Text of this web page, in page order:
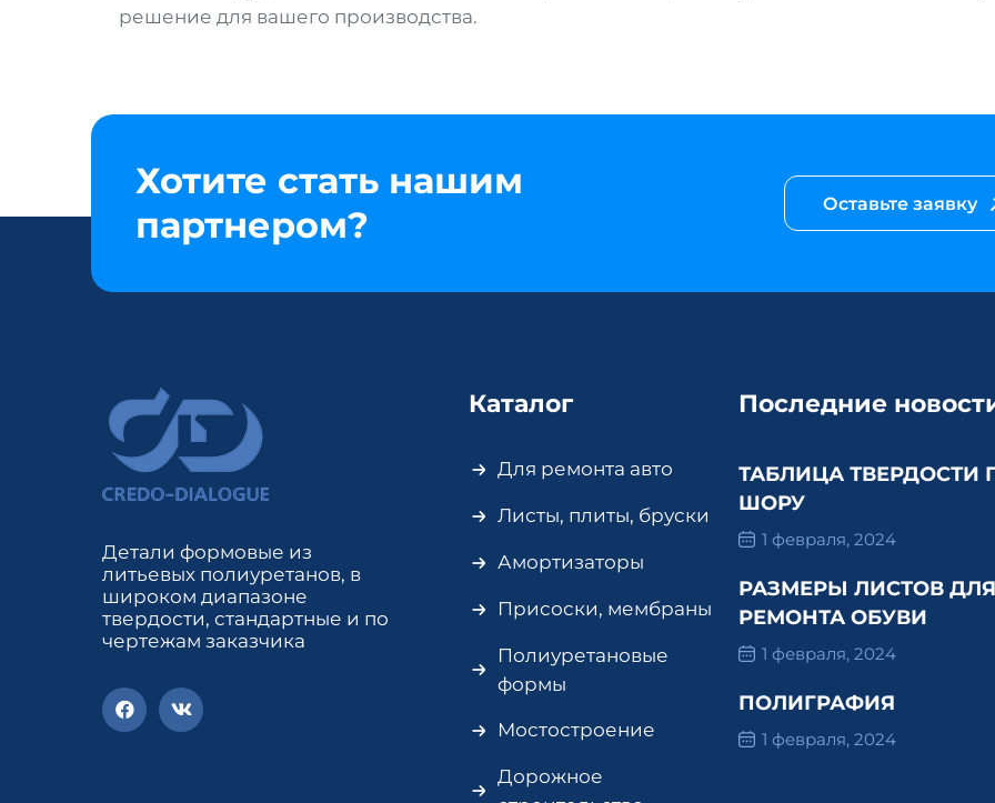
решение для вашего производства.
Хотите стать нашим
партнером?
Оставьте заявку
Детали формовые из
литьевых полиуретанов, в
широком диапазоне
твердости, стандартные и по
чертежам заказчика
Каталог
Для ремонта авто
Листы, плиты, бруски
Амортизаторы
Присоски, мембраны
Полиуретановые
формы
Мостостроение
Дорожное
Последние
ТАБЛИЦА ТВЕРДОСТИ
ШОРУ
1 февраля, 2024
РАЗМЕРЫ ЛИСТОВ ДЛЯ
РЕМОНТА ОБУВИ
1 февраля, 2024
ПОЛИГРАФИЯ
1 февраля, 2024